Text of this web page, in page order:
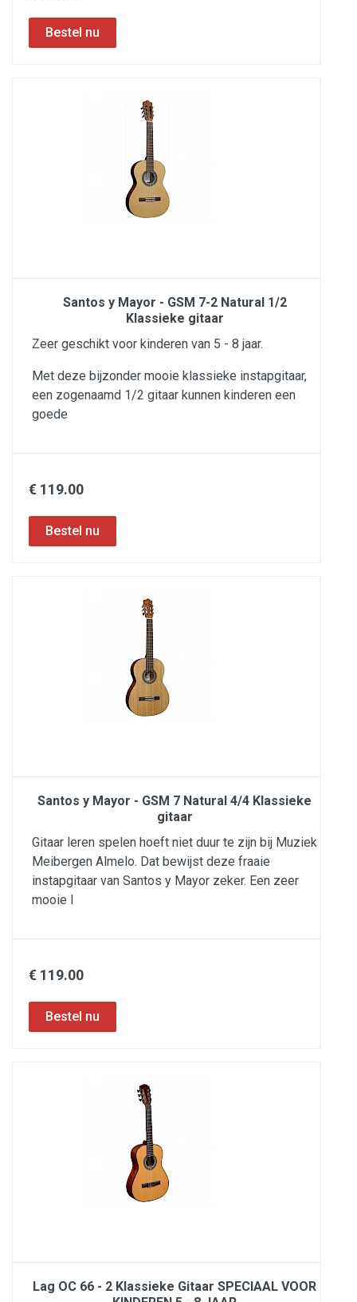
Santos y Mayor - GSM 7-2 Natural 1/2
Klassieke gitaar
Zeer geschikt voor kinderen van 5 - 8 jaar.
Met deze bijzonder mooie klassieke instapgitaar,
een zogenaamd 1/2 gitaar kunnen kinderen een
goede
€ 119.00
Santos y Mayor - GSM 7 Natural 4/4 Klassieke
gitaar
Gitaar leren spelen hoeft niet duur te zijn bij Muziek
Meibergen Almelo. Dat bewijst deze fraaie
instapgitaar van Santos y Mayor zeker. Een zeer
mooie l
€ 119.00
Lag OC 66 - 2 Klassieke Gitaar SPECIAAL VOOR